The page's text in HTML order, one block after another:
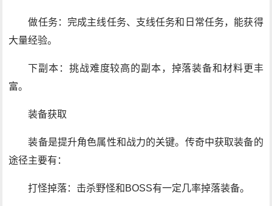
做任务：完成主线任务、支线任务和日常任务，能获得
大量经验。
下副本：挑战难度较高的副本，掉落装备和材料更丰
富。
装备获取
装备是提升角色属性和战力的关键。传奇中获取装备的
途径主要有：
打怪掉落：击杀野怪和BOSS有一定几率掉落装备。